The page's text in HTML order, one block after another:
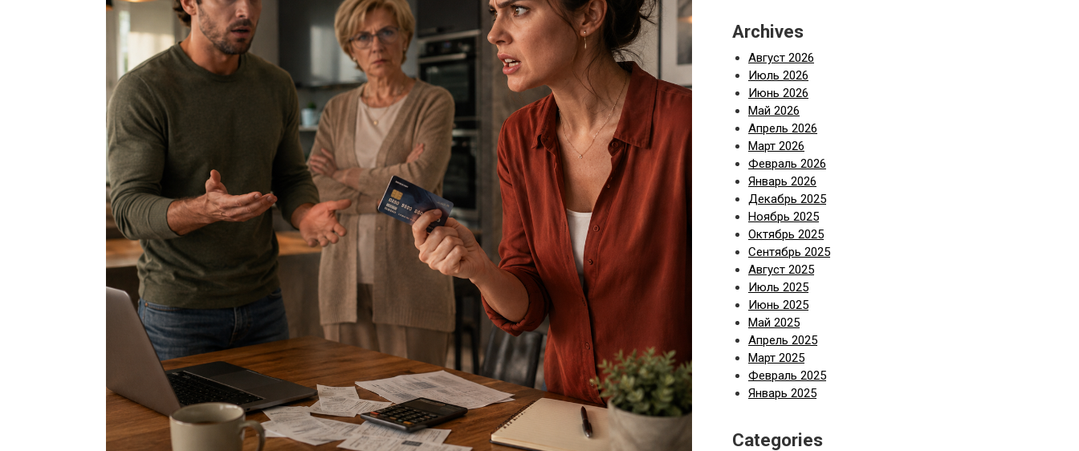
Archives
Август 2026
Июль 2026
Июнь 2026
Май 2026
Апрель 2026
Март 2026
Февраль 2026
Январь 2026
Декабрь 2025
Ноябрь 2025
Октябрь 2025
Сентябрь 2025
Август 2025
Июль 2025
Июнь 2025
Май 2025
Апрель 2025
Март 2025
Февраль 2025
Январь 2025
Categories